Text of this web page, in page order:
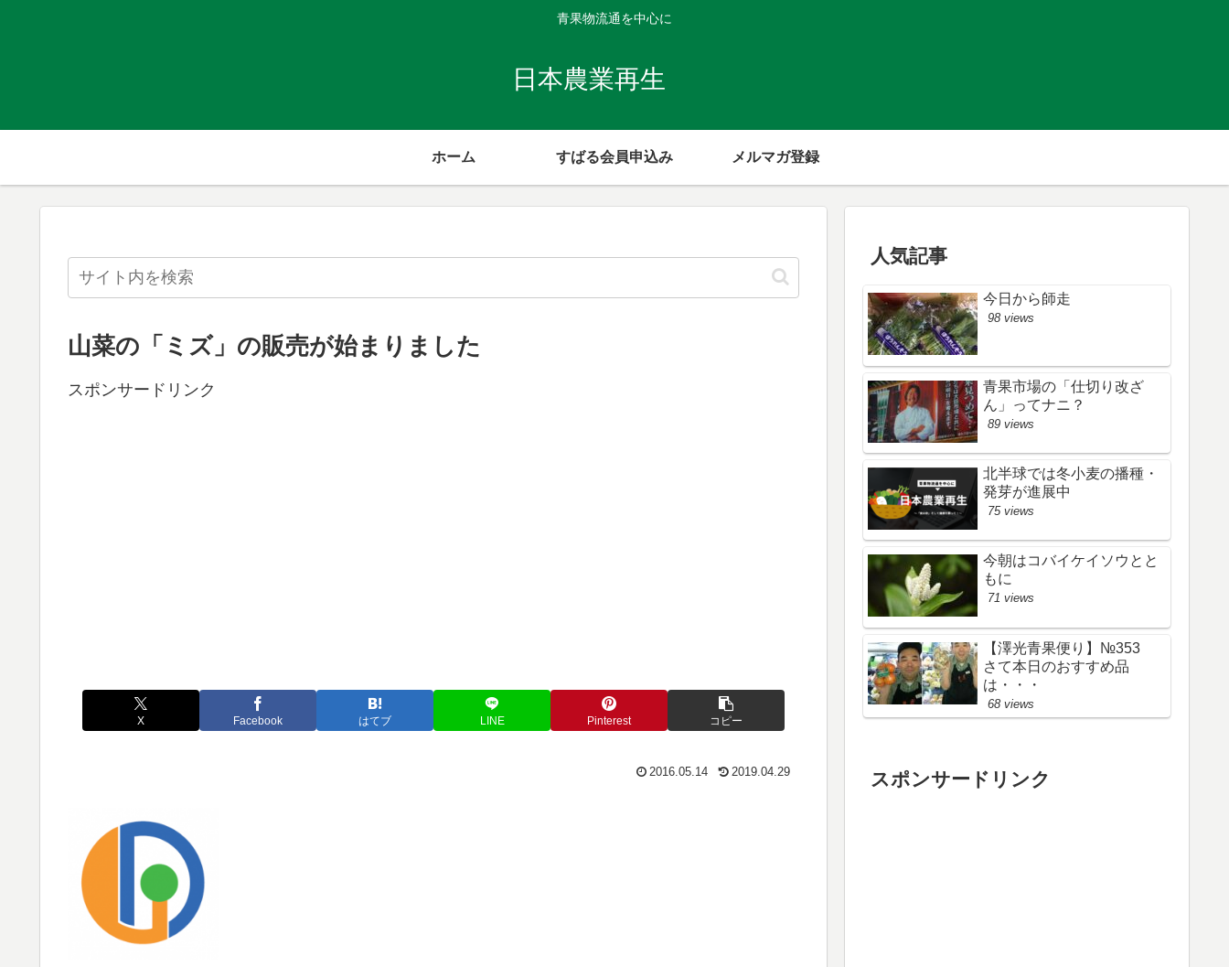
青果物流通を中心に
日本農業再生
ホーム すばる会員申込み メルマガ登録
山菜の「ミズ」の販売が始まりました
スポンサードリンク
X Facebook はてブ LINE Pinterest コピー
2016.05.14 2019.04.29
人気記事
今日から師走
98 views
青果市場の「仕切り改ざ
ん」ってナニ？
89 views
北半球では冬小麦の播種・
発芽が進展中
75 views
今朝はコバイケイソウとと
もに
71 views
【澤光青果便り】№353
さて本日のおすすめ品
は・・・
68 views
スポンサードリンク